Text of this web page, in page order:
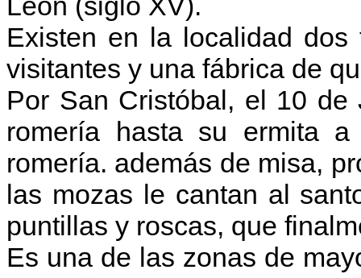
Existen en la localidad
visitantes y una fábrica de
Por San Cristóbal, el 10 de
romería hasta su ermita
romería. además de misa,
las mozas le cantan al
puntillas y roscas, que
Es una de las zonas de